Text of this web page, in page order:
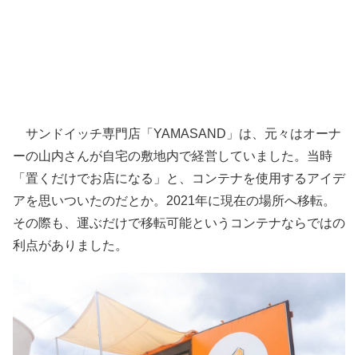
サンドイッチ専門店「YAMASAND」は、元々はオーナ
ーの山内さんが自宅の敷地内で経営していました。当時
「置くだけでお店になる」と、コンテナを使用するアイデ
アを思いついたのだとか。2021年に現在の場所へ移転。
その際も、運ぶだけで移転可能というコンテナならではの
利点がありました。